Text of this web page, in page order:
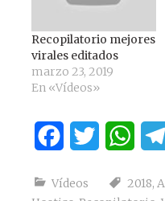
Recopilatorio mejores
virales editados
marzo 23, 2019
En «Vídeos»
FacebookTwitter
Vídeos 2018,